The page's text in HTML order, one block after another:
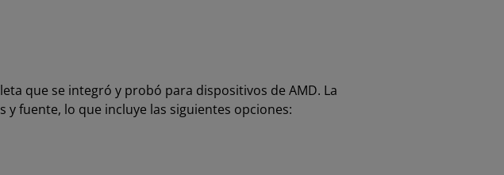
que se integró y probó para dispositivos de AMD. La
fuente, lo que incluye las siguientes opciones: